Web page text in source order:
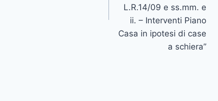
L.R.14/09 e ss.mm. e
ii. – Interventi Piano
Casa in ipotesi di case
a schiera”